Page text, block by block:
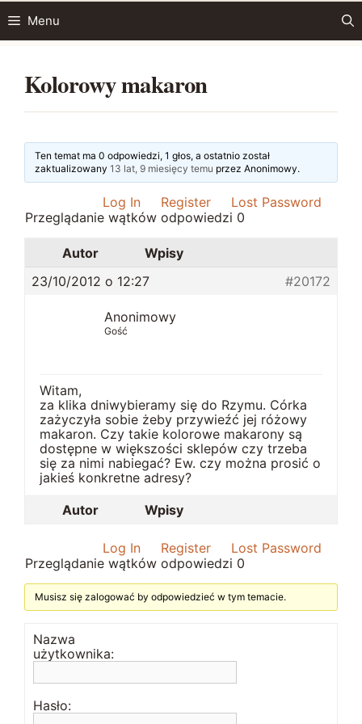
Menu
Kolorowy makaron
Ten temat ma 0 odpowiedzi, 1 głos, a ostatnio został
zaktualizowany 13 lat, 9 miesięcy temu przez Anonimowy.
Log In Register
Lost Password
Przeglądanie wątków odpowiedzi 0
Autor
Wpisy
23/10/2012 o 12:27
#20172
Anonimowy
Gość
Witam,
za klika dniwybieramy się do Rzymu. Córka
zażyczyła sobie żeby przywieźć jej różowy
makaron. Czy takie kolorowe makarony są
dostępne w większości sklepów czy trzeba
się za nimi nabiegać? Ew. czy można prosić o
jakieś konkretne adresy?
Autor
Wpisy
Log In Register
Lost Password
Przeglądanie wątków odpowiedzi 0
Musisz się zalogować by odpowiedzieć w tym temacie.
Nazwa
użytkownika:
Hasło: